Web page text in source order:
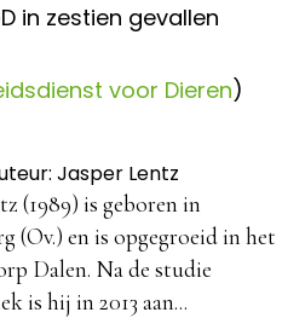
in zestien gevallen
voor Dieren)
Jasper Lentz
(1989) is geboren in
(Ov.) en is opgegroeid in het
Dalen. Na de studie
is hij in 2013 aan...